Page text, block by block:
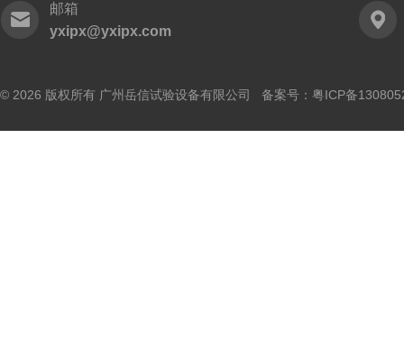
邮箱
yxipx@yxipx.com
© 2026 版权所有 广州岳信试验设备有限公司 备案号： 粤ICP备